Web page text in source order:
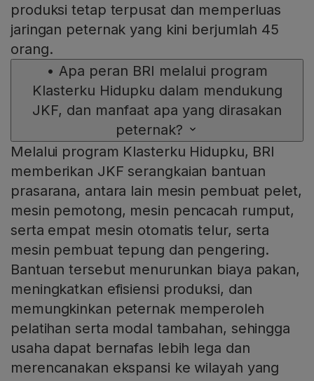
produksi tetap terpusat dan memperluas
jaringan peternak yang kini berjumlah 45
orang.
• Apa peran BRI melalui program
Klasterku Hidupku dalam mendukung
JKF, dan manfaat apa yang dirasakan
peternak?
Melalui program Klasterku Hidupku, BRI
memberikan JKF serangkaian bantuan
prasarana, antara lain mesin pembuat pelet,
mesin pemotong, mesin pencacah rumput,
serta empat mesin otomatis telur, serta
mesin pembuat tepung dan pengering.
Bantuan tersebut menurunkan biaya pakan,
meningkatkan efisiensi produksi, dan
memungkinkan peternak memperoleh
pelatihan serta modal tambahan, sehingga
usaha dapat bernafas lebih lega dan
merencanakan ekspansi ke wilayah yang